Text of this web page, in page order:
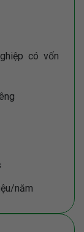
có vốn
năm